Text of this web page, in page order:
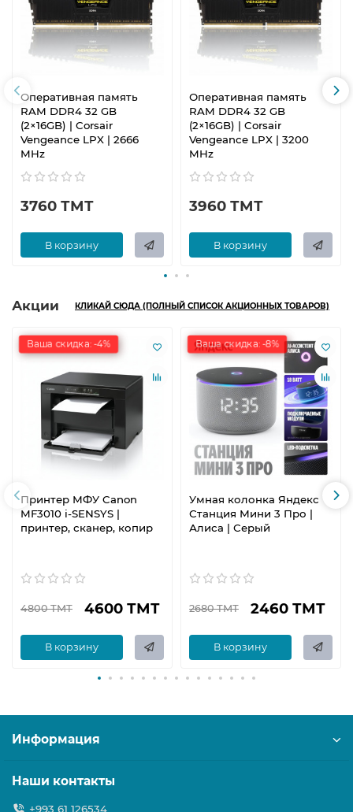
Оперативная память
RAM DDR4 32 GB
(2×16GB) | Corsair
Vengeance LPX | 2666
MHz
3760 ТМТ
В корзину
Оперативная память
RAM DDR4 32 GB
(2×16GB) | Corsair
Vengeance LPX | 3200
MHz
3960 ТМТ
В корзину
Акции КЛИКАЙ СЮДА (ПОЛНЫЙ СПИСОК АКЦИОННЫХ ТОВАРОВ)
Ваша скидка: -4%
Принтер МФУ Canon
MF3010 i-SENSYS |
принтер, сканер, копир
4800 ТМТ 4600 ТМТ
В корзину
Ваша скидка: -8%
Умная колонка Яндекс
Станция Мини 3 Про |
Алиса | Серый
2680 ТМТ 2460 ТМТ
В корзину
Информация
Наши контакты
+993 61 126534